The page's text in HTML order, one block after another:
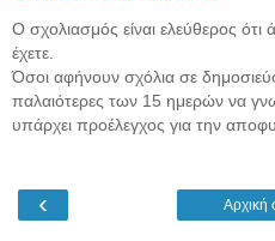
Ο σχολιασμός είναι ελεύθερος ότι
έχετε.
Όσοι αφήνουν σχόλια σε
παλαιότερες των 15 ημερών να
υπάρχει προέλεγχος για την
‹ Αρχική